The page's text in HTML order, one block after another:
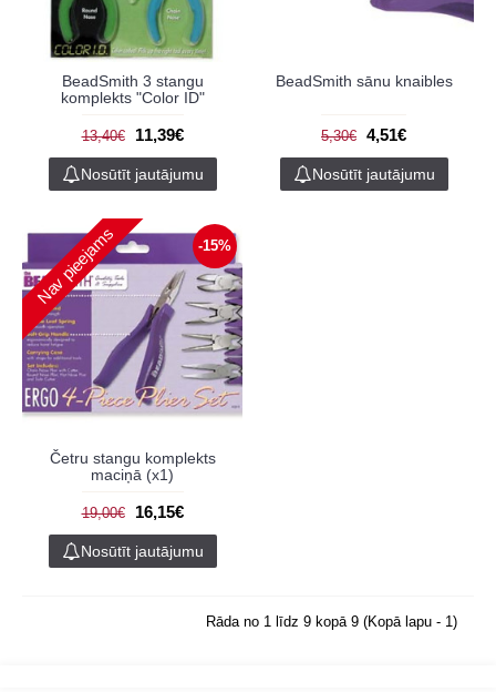
BeadSmith 3 stangu
komplekts "Color ID"
13,40€ 11,39€
Nosūtīt jautājumu
BeadSmith sānu knaibles
5,30€ 4,51€
Nosūtīt jautājumu
-15%
Nav pieejams
Četru stangu komplekts
maciņā (x1)
19,00€ 16,15€
Nosūtīt jautājumu
Rāda no 1 līdz 9 kopā 9 (Kopā lapu - 1)